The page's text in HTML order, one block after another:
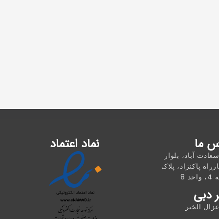
ما
آباد، بلوار
پاکنژاد، پلاک
دبی
الخیر
نماد اعتماد